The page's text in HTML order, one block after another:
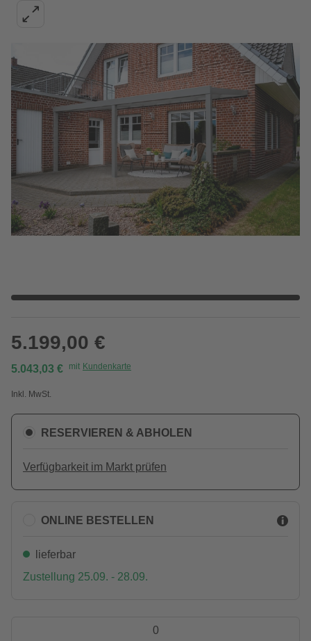
5.199,00 €
5.043,03 € mit Kundenkarte
Inkl. MwSt.
RESERVIEREN & ABHOLEN
Verfügbarkeit im Markt prüfen
ONLINE BESTELLEN
lieferbar
Zustellung 25.09. - 28.09.